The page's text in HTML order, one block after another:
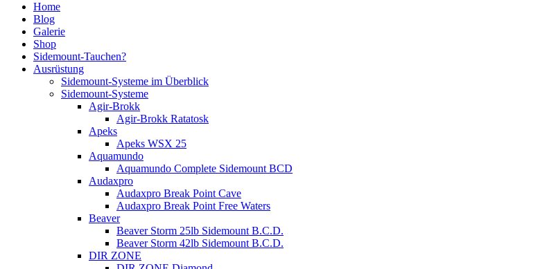
Home
Blog
Galerie
Shop
Sidemount-Tauchen?
Ausrüstung
Sidemount-Systeme im Überblick
Sidemount-Systeme
Agir-Brokk
Agir-Brokk Ratatosk
Apeks
Apeks WSX 25
Aquamundo
Aquamundo Complete Sidemount BCD
Audaxpro
Audaxpro Break Point Cave
Audaxpro Break Point Free Waters
Beaver
Beaver Storm 25lb Sidemount B.C.D.
Beaver Storm 42lb Sidemount B.C.D.
DIR ZONE